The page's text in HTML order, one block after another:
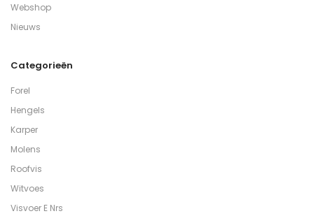
Webshop
Nieuws
Categorieën
Forel
Hengels
Karper
Molens
Roofvis
Witvoes
Visvoer E Nrs